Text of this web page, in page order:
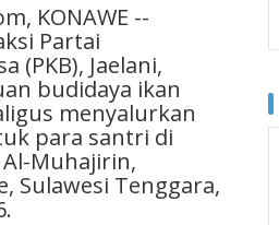
KONAWE --
Partai
(PKB), Jaelani,
budidaya ikan
menyalurkan
para santri di
Muhajirin,
Sulawesi Tenggara,